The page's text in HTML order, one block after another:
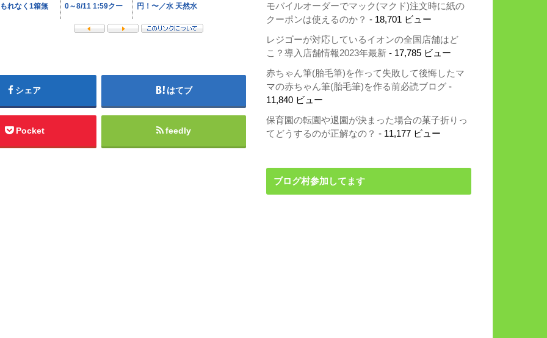
シェア はてブ
Pocket feedly
モバイルオーダーでマック(マクド)注文時に紙の
クーポンは使えるのか？ - 18,701 ビュー
レジゴーが対応しているイオンの全国店舗はど
こ？導入店舗情報2023年最新 - 17,785 ビュー
赤ちゃん筆(胎毛筆)を作って失敗して後悔したマ
マの赤ちゃん筆(胎毛筆)を作る前必読ブログ -
11,840 ビュー
保育園の転園や退園が決まった場合の菓子折りっ
てどうするのが正解なの？ - 11,177 ビュー
ブログ村参加してます